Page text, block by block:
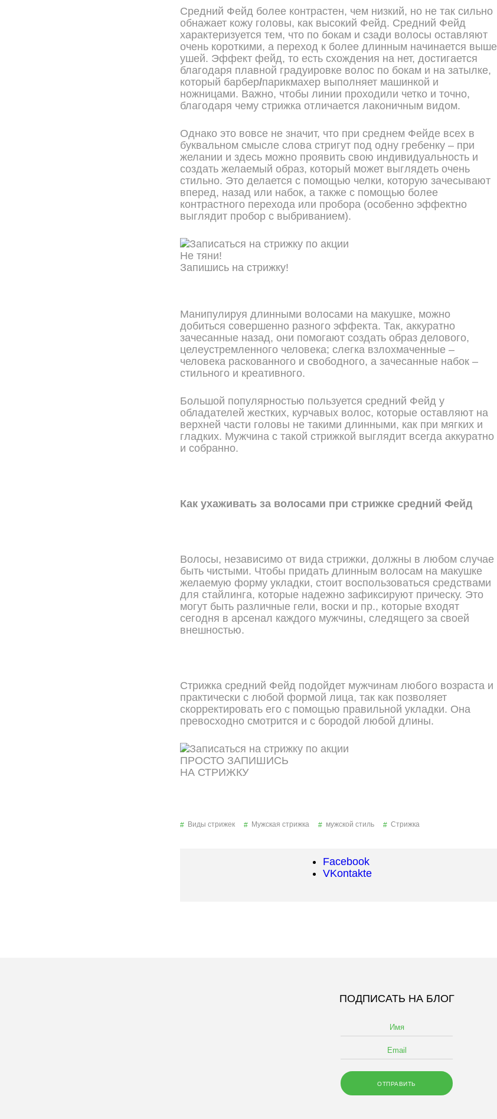
Средний Фейд более контрастен, чем низкий, но не так сильно
обнажает кожу головы, как высокий Фейд. Средний Фейд
характеризуется тем, что по бокам и сзади волосы оставляют
очень короткими, а переход к более длинным начинается выше
ушей. Эффект фейд, то есть схождения на нет, достигается
благодаря плавной градуировке волос по бокам и на затылке,
который барбер/парикмахер выполняет машинкой и
ножницами. Важно, чтобы линии проходили четко и точно,
благодаря чему стрижка отличается лаконичным видом.
Однако это вовсе не значит, что при среднем Фейде всех в
буквальном смысле слова стригут под одну гребенку – при
желании и здесь можно проявить свою индивидуальность и
создать желаемый образ, который может выглядеть очень
стильно. Это делается с помощью челки, которую зачесывают
вперед, назад или набок, а также с помощью более
контрастного перехода или пробора (особенно эффектно
выглядит пробор с выбриванием).
Не тяни!
Запишись на стрижку!
Манипулируя длинными волосами на макушке, можно
добиться совершенно разного эффекта. Так, аккуратно
зачесанные назад, они помогают создать образ делового,
целеустремленного человека; слегка взлохмаченные –
человека раскованного и свободного, а зачесанные набок –
стильного и креативного.
Большой популярностью пользуется средний Фейд у
обладателей жестких, курчавых волос, которые оставляют на
верхней части головы не такими длинными, как при мягких и
гладких. Мужчина с такой стрижкой выглядит всегда аккуратно
и собранно.
Как ухаживать за волосами при стрижке средний Фейд
Волосы, независимо от вида стрижки, должны в любом случае
быть чистыми. Чтобы придать длинным волосам на макушке
желаемую форму укладки, стоит воспользоваться средствами
для стайлинга, которые надежно зафиксируют прическу. Это
могут быть различные гели, воски и пр., которые входят
сегодня в арсенал каждого мужчины, следящего за своей
внешностью.
Стрижка средний Фейд подойдет мужчинам любого возраста и
практически с любой формой лица, так как позволяет
скорректировать его с помощью правильной укладки. Она
превосходно смотрится и с бородой любой длины.
ПРОСТО ЗАПИШИСЬ
НА СТРИЖКУ
Виды стрижек Мужская стрижка мужской стиль Стрижка
Facebook
VKontakte
ПОДПИСАТЬ НА БЛОГ